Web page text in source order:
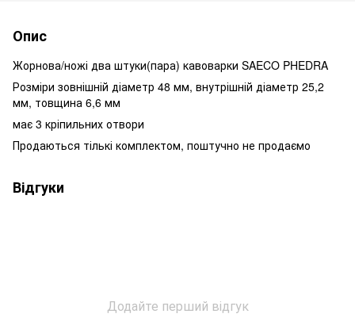
Опис
Жорнова/ножі два штуки(пара) кавоварки SAECO PHEDRA
Розміри зовнішній діаметр 48 мм, внутрішній діаметр 25,2
мм, товщина 6,6 мм
має 3 кріпильних отвори
Продаються тількі комплектом, поштучно не продаємо
Відгуки
Додайте перший відгук